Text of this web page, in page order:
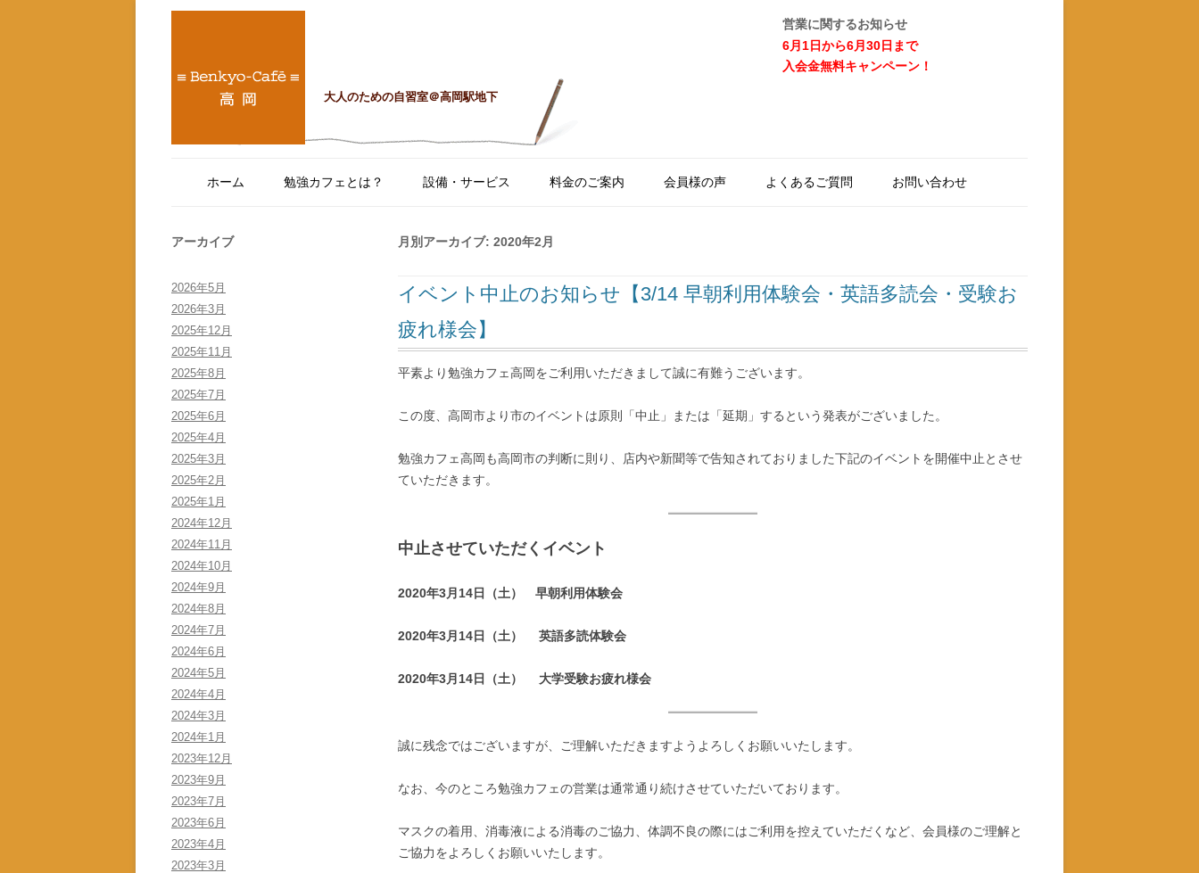
大人のための自習室＠高岡駅地下
営業に関するお知らせ
6月1日から6月30日まで
入会金無料キャンペーン！
ン
プ
ホーム 勉強カフェとは？ 設備・サービス 料金のご案内 会員様の声 よくあるご質問 お問い合わせ
月別アーカイブ: 2020年2月
イベント中止のお知らせ【3/14 早朝利用体験会・英語多読会・受験お
疲れ様会】
平素より勉強カフェ高岡をご利用いただきまして誠に有難うございます。
この度、高岡市より市のイベントは原則「中止」または「延期」するという発表がございました。
勉強カフェ高岡も高岡市の判断に則り、店内や新聞等で告知されておりました下記のイベントを開催中止とさせ
ていただきます。
中止させていただくイベント
2020年3月14日（土） 早朝利用体験会
2020年3月14日（土） 英語多読体験会
2020年3月14日（土） 大学受験お疲れ様会
誠に残念ではございますが、ご理解いただきますようよろしくお願いいたします。
なお、今のところ勉強カフェの営業は通常通り続けさせていただいております。
マスクの着用、消毒液による消毒のご協力、体調不良の際にはご利用を控えていただくなど、会員様のご理解と
ご協力をよろしくお願いいたします。
アーカイブ
2026年5月
2026年3月
2025年12月
2025年11月
2025年8月
2025年7月
2025年6月
2025年4月
2025年3月
2025年2月
2025年1月
2024年12月
2024年11月
2024年10月
2024年9月
2024年8月
2024年7月
2024年6月
2024年5月
2024年4月
2024年3月
2024年1月
2023年12月
2023年9月
2023年7月
2023年6月
2023年4月
2023年3月